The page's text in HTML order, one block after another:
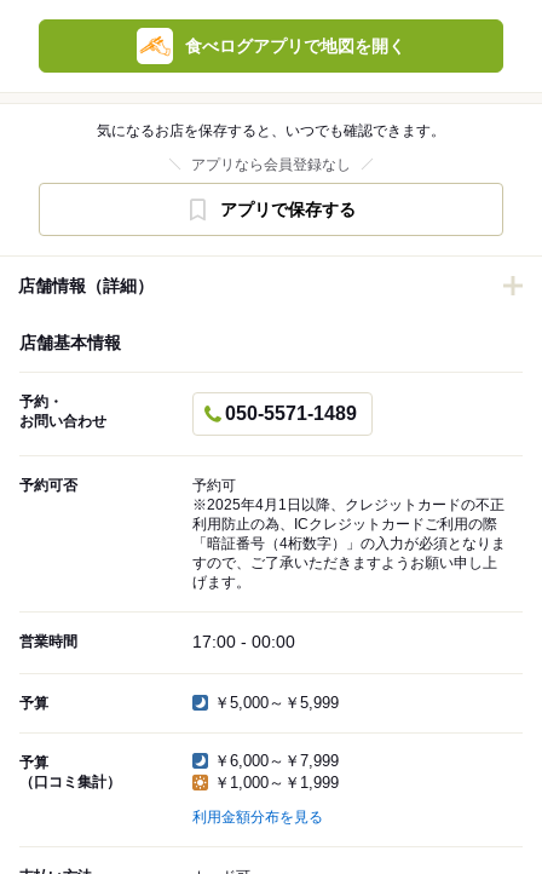
食べログアプリで地図を開く
気になるお店を保存すると、いつでも確認できます。
アプリなら会員登録なし
アプリで保存する
店舗情報（詳細）
店舗基本情報
予約・
お問い合わせ
050-5571-1489
予約可否
予約可
※2025年4月1日以降、クレジットカードの不正
利用防止の為、ICクレジットカードご利用の際
「暗証番号（4桁数字）」の入力が必須となりま
すので、ご了承いただきますようお願い申し上
げます。
営業時間 17:00 - 00:00
予算 ￥5,000～￥5,999
予算
（口コミ集計）
￥6,000～￥7,999
￥1,000～￥1,999
利用金額分布を見る